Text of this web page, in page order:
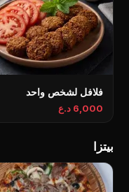
فلافل لشخص واحد
6,000 د.ع
بیتزا